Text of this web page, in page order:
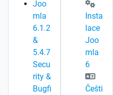
Joo
mla
6.1.2
&
5.4.7
Secu
rity &
Bugfi
Insta
lace
Joo
mla
6
Češti